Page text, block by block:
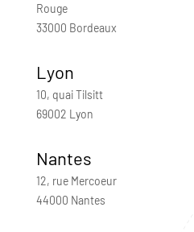
Rouge
33000 Bordeaux
Lyon
10, quai Tilsitt
69002 Lyon
Nantes
12, rue Mercoeur
44000 Nantes